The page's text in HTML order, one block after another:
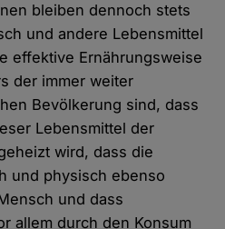
bleiben dennoch stets
und andere Lebensmittel
effektive Ernährungsweise
der immer weiter
Bevölkerung sind, dass
Lebensmittel der
wird, dass die
und physisch ebenso
und dass
allem durch den Konsum